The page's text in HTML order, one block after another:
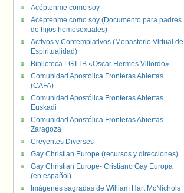
Acéptenme como soy
Acéptenme como soy (Documento para padres
de hijos homosexuales)
Activos y Contemplativos (Monasterio Virtual de
Espiritualidad)
Biblioteca LGTTB «Oscar Hermes Villordo»
Comunidad Apostólica Fronteras Abiertas
(CAFA)
Comunidad Apostólica Fronteras Abiertas
Euskadi
Comunidad Apostólica Fronteras Abiertas
Zaragoza
Creyentes Diverses
Gay Christian Europe (recursos y direcciones)
Gay Christian Europe- Cristiano Gay Europa
(en español)
Imágenes sagradas de William Hart McNichols